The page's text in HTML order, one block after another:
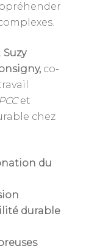
Suzy
co-
et
chez
du
durable